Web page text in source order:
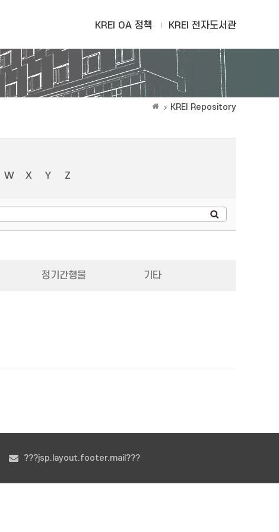
KREI OA 정책 KREI 전자도서관
KREI Repository
W X Y Z
정기간행물 기타
???jsp.layout.footer.mail???